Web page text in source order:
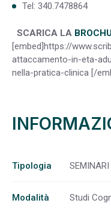
Tel: 340.7478864
SCARICA LA
[embed]https://
attaccamento-in-eta-
nella-pratica-clinica [/
Tipologia SEMINARI
Modalità Studi